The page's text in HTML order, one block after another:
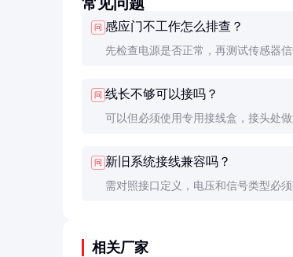
问 感应门不工作怎么排查？
先检查电源是否正常，再测试传感器
接线松动或传感器故障。
问 线长不够可以接吗？
可以但必须使用专用接线盒，接头处
还需防水处理。
问 新旧系统接线兼容吗？
需对照接口定义，电压和信号类型必
相关厂家